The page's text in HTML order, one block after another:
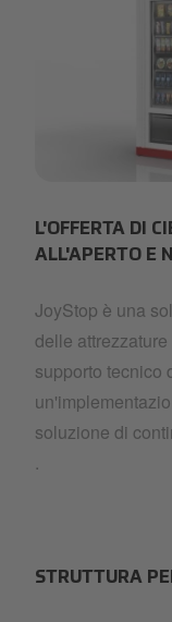
L'OFFERTA DI
ALL'APERTO E
JoyStop è una
delle
supporto tecnico
soluzione di
.
STRUTTURA